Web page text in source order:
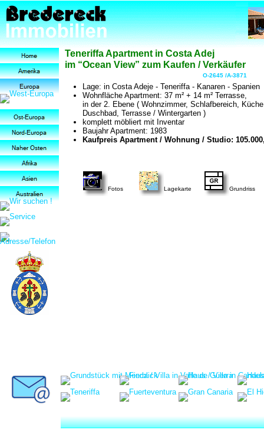
Fotos Lagekarte Grundriss
Teneriffa Apartment in Costa Adej
im “Ocean View” zum Kaufen / Verkäufer
O-2645 /A-3871
Lage: in Costa Adeje - Teneriffa - Kanaren - Spanien
Wohnfläche Apartment: 37 m² + 14 m² Terrasse,
in der 2. Ebene ( Wohnzimmer, Schlafbereich,
Duschbad, Terrasse / Wintergarten )
komplett möbliert mit Inventar
Baujahr Apartment: 1983
Kaufpreis Apartment / Wohnung / Studio: